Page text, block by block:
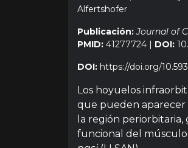
Alfertshofer
Publicación: Journal of
PMID: 41277724 | DOI:
DOI: https://doi.org/
Los hoyuelos
que pueden aparecer
la región
funcional del músculo